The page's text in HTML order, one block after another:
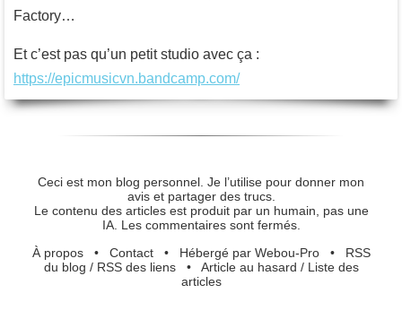
Factory…
Et c’est pas qu’un petit studio avec ça :
https://epicmusicvn.bandcamp.com/
Ceci est mon blog personnel. Je l’utilise pour donner mon
avis et partager des trucs.
Le contenu des articles est produit par un humain, pas une
IA. Les commentaires sont fermés.
À propos• Contact• Hébergé par Webou-Pro• RSS
du blog / RSS des liens• Article au hasard / Liste des
articles